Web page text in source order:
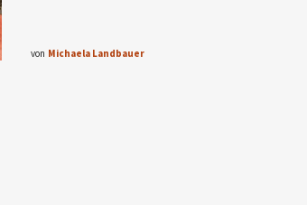
von Michaela Landbauer